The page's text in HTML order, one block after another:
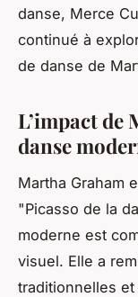
danse, Merce
continué à
de danse de
L’impact de
danse
Martha Graham
"Picasso de la
moderne est
visuel. Elle a
traditionnelles